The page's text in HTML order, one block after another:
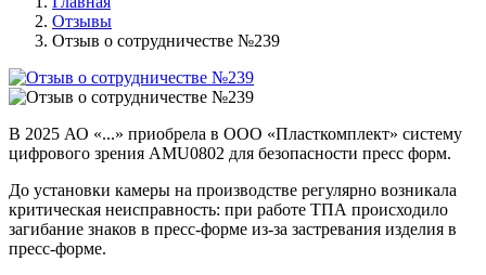
Отзывы
Отзыв о сотрудничестве №239
В 2025 АО «...» приобрела в ООО «Пласткомплект» систему
цифрового зрения AMU0802 для безопасности пресс форм.
До установки камеры на производстве регулярно возникала
критическая неисправность: при работе ТПА происходило
загибание знаков в пресс-форме из-за застревания изделия в
пресс-форме.